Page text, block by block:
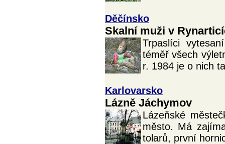
Děčínsko
Skalní muži v
Trpaslíci
téměř všech
r. 1984 je o nich
Karlovarsko
Lázně Jáchymov
Lázeňské
město. Má
tolarů, první